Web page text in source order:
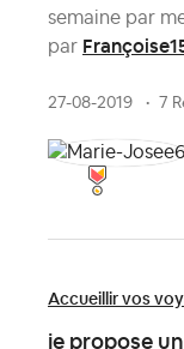
semaine par
par
27-08-2019 7
Accueillir vos
je propose